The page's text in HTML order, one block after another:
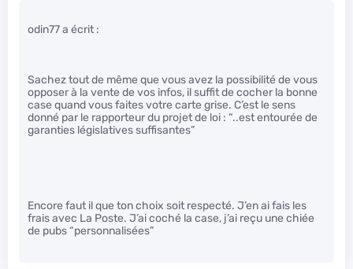
odin77 a écrit :
Sachez tout de même que vous avez la possibilité de vous
opposer à la vente de vos infos, il suffit de cocher la bonne
case quand vous faites votre carte grise. C’est le sens
donné par le rapporteur du projet de loi : “..est entourée de
garanties législatives suffisantes”
Encore faut il que ton choix soit respecté. J’en ai fais les
frais avec La Poste. J’ai coché la case, j’ai reçu une chiée
de pubs “personnalisées”